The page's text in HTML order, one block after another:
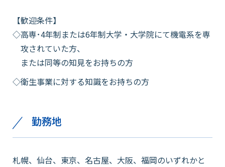
SDSダウンロード
【歓迎条件】
高専･4年制または6年制大学・大学院にて機電系を専
攻されていた方、
または同等の知見をお持ちの方
衛生事業に対する知識をお持ちの方
勤務地
札幌、仙台、東京、名古屋、大阪、福岡のいずれかと